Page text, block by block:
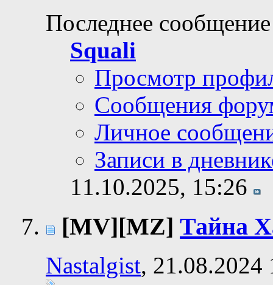
Последнее
Squali
Просмотр
Сообщения
Личное
Записи в
11.10.2025, 15:26
[MV][MZ] Тайна
Nastalgist, 21.08.2024